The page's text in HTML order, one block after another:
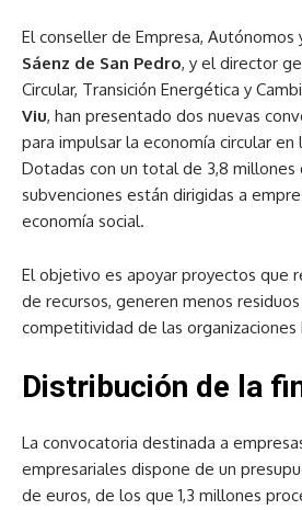
El conseller de Empresa, Autónomos
Sáenz de San Pedro, y el director
Circular, Transición Energética y
Viu, han presentado dos nuevas
para impulsar la economía circular en
Dotadas con un total de 3,8 millones
subvenciones están dirigidas a
economía social.
El objetivo es apoyar proyectos que
de recursos, generen menos
competitividad de las organizaciones
Distribución de la
La convocatoria destinada a
empresariales dispone de un
de euros, de los que 1,3 millones